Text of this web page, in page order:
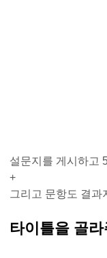
설문지를 게시하고
+
그리고 문항도 결과
타이틀을 골